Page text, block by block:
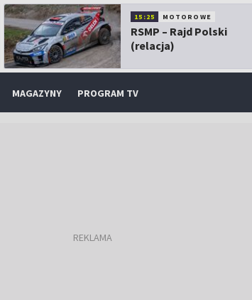
15:25 MOTOROWE
RSMP – Rajd Polski
(relacja)
MAGAZYNY PROGRAM TV